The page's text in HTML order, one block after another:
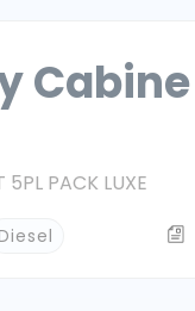
Cabine
PACK LUXE